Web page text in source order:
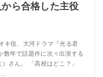
ら合格した主役
キ役、大河ドラマ『光る君
年で話題作に次々出演する
さん。 「高校はどこ？」